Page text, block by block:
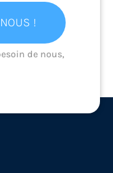
!
de nous,